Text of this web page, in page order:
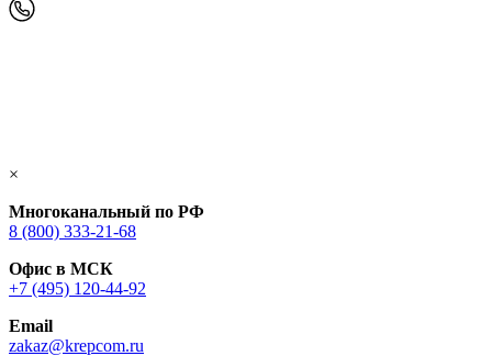
×
Многоканальный по РФ
8 (800) 333‑21-68
Офис в МСК
+7 (495) 120-44-92
Email
zakaz@krepcom.ru